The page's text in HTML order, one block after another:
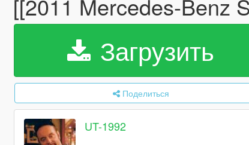
[[2011 Mercedes-Benz
Загрузить
Поделиться
UT-1992